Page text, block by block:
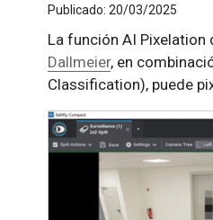
Publicado: 20/03/2025
La función AI
Dallmeier, en
Classification), puede